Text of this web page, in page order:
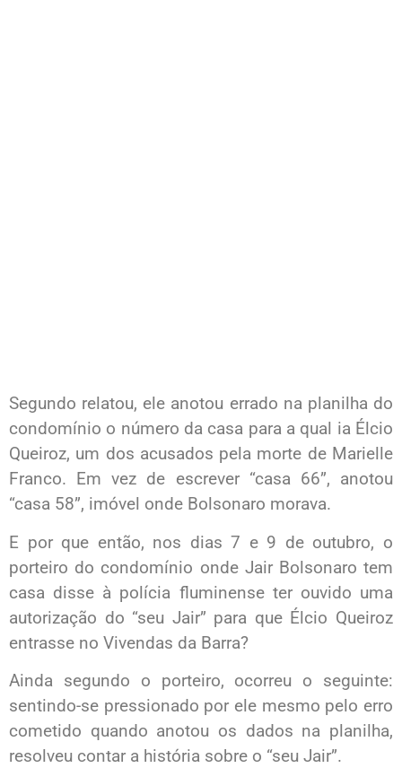
Segundo relatou, ele anotou errado na planilha do
condomínio o número da casa para a qual ia Élcio
Queiroz, um dos acusados pela morte de Marielle
Franco. Em vez de escrever “casa 66”, anotou
“casa 58”, imóvel onde Bolsonaro morava.
E por que então, nos dias 7 e 9 de outubro, o
porteiro do condomínio onde Jair Bolsonaro tem
casa disse à polícia fluminense ter ouvido uma
autorização do “seu Jair” para que Élcio Queiroz
entrasse no Vivendas da Barra?
Ainda segundo o porteiro, ocorreu o seguinte:
sentindo-se pressionado por ele mesmo pelo erro
cometido quando anotou os dados na planilha,
resolveu contar a história sobre o “seu Jair”.